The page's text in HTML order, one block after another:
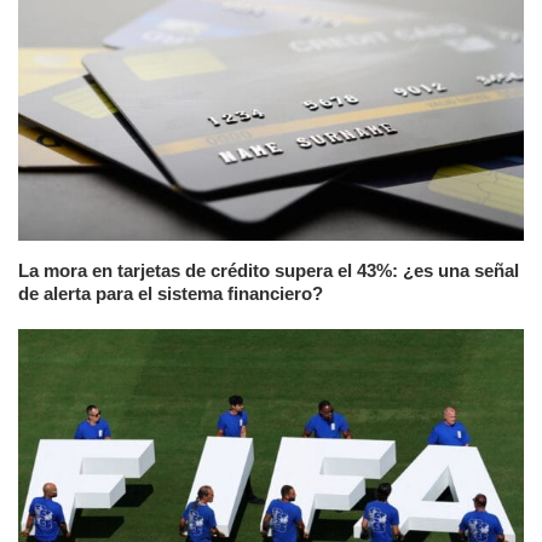
La mora en tarjetas de crédito supera el 43%: ¿es una señal
de alerta para el sistema financiero?